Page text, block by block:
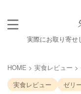
実際にお取り寄せ
HOME > 実食レビュー >
実食レビュー
ゼリ